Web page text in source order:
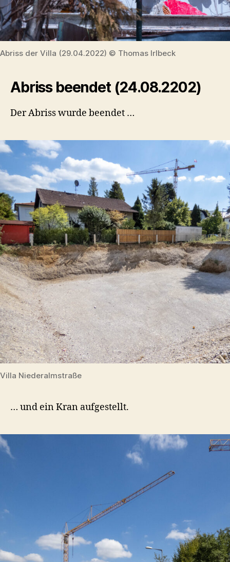
Abriss der Villa (29.04.2022) © Thomas Irlbeck
Abriss beendet (24.08.2202)
Der Abriss wurde beendet …
Villa Niederalmstraße
… und ein Kran aufgestellt.